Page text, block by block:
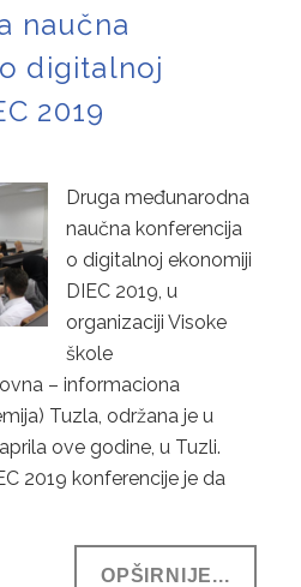
naučna
digitalnoj
2019
Druga međunarodna
naučna konferencija
o digitalnoj ekonomiji
DIEC 2019, u
organizaciji Visoke
škole
– informaciona
Tuzla, održana je u
ove godine, u Tuzli.
2019 konferencije je da
OPŠIRNIJE...